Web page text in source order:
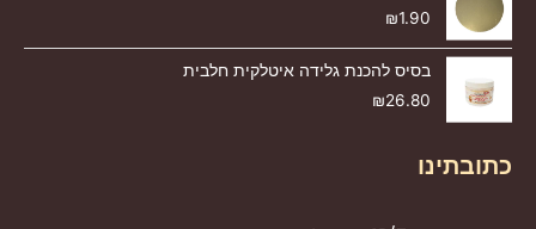
₪1.90
בסיס להכנת גלידה איטלקית חלבית
₪26.80
כתובתינו